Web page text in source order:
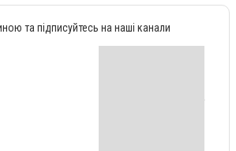
та підписуйтесь на наші канали